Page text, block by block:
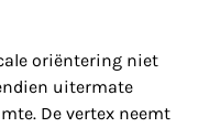
oriëntering niet
uitermate
De vertex neemt